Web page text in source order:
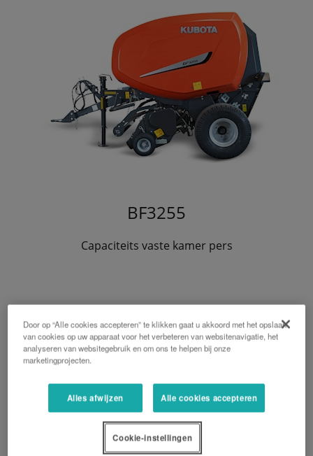
BF3255
Capaciteits vaste kamer pers
Door op “Alle cookies accepteren” te klikken gaat u akkoord met het opslaan
van cookies op uw apparaat voor het verbeteren van websitenavigatie, het
analyseren van websitegebruik en om ons te helpen bij onze
marketingprojecten.
Alles afwijzen Alle cookies accepteren
Cookie-instellingen